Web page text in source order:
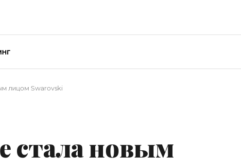
лицом Swarovski
стала новым